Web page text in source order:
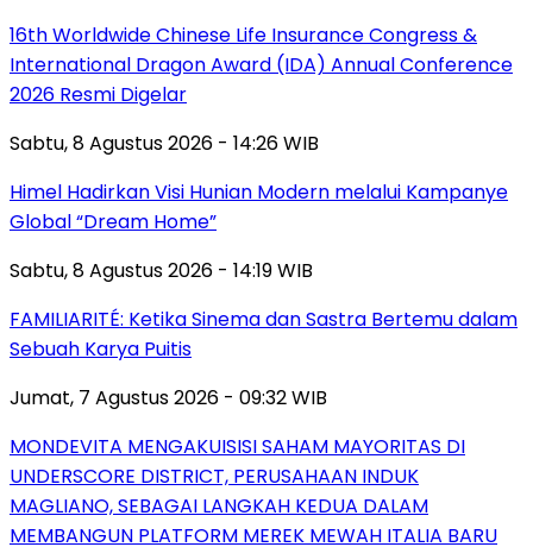
16th Worldwide Chinese Life Insurance Congress &
International Dragon Award (IDA) Annual Conference
2026 Resmi Digelar
Sabtu, 8 Agustus 2026 - 14:26 WIB
Himel Hadirkan Visi Hunian Modern melalui Kampanye
Global “Dream Home”
Sabtu, 8 Agustus 2026 - 14:19 WIB
FAMILIARITÉ: Ketika Sinema dan Sastra Bertemu dalam
Sebuah Karya Puitis
Jumat, 7 Agustus 2026 - 09:32 WIB
MONDEVITA MENGAKUISISI SAHAM MAYORITAS DI
UNDERSCORE DISTRICT, PERUSAHAAN INDUK
MAGLIANO, SEBAGAI LANGKAH KEDUA DALAM
MEMBANGUN PLATFORM MEREK MEWAH ITALIA BARU